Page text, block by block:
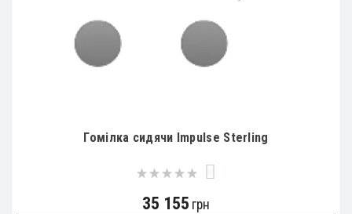
Гомілка сидячи Impulse Sterling
35 155 грн